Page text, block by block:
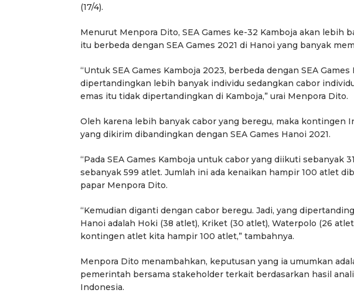
(17/4).
Menurut Menpora Dito, SEA Games ke-32 Kamboja akan lebih
itu berbeda dengan SEA Games 2021 di Hanoi yang banyak
“Untuk SEA Games Kamboja 2023, berbeda dengan SEA
dipertandingkan lebih banyak individu sedangkan cabor
emas itu tidak dipertandingkan di Kamboja,” urai Menpora Dito.
Oleh karena lebih banyak cabor yang beregu, maka kontingen
yang dikirim dibandingkan dengan SEA Games Hanoi 2021.
“Pada SEA Games Kamboja untuk cabor yang diikuti sebanyak
sebanyak 599 atlet. Jumlah ini ada kenaikan hampir 100 atlet
papar Menpora Dito.
“Kemudian diganti dengan cabor beregu. Jadi, yang
Hanoi adalah Hoki (38 atlet), Kriket (30 atlet), Waterpolo (26
kontingen atlet kita hampir 100 atlet,” tambahnya.
Menpora Dito menambahkan, keputusan yang ia umumkan
pemerintah bersama stakeholder terkait berdasarkan hasil
Indonesia.